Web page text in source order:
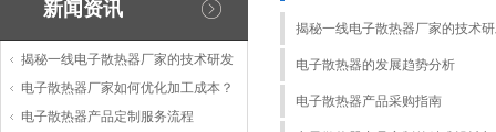
新闻资讯
揭秘一线电子散热器厂家的技术研发
电子散热器厂家如何优化加工成本？
电子散热器产品定制服务流程
揭秘一线电子散热器厂家的技术
电子散热器的发展趋势分析
电子散热器产品采购指南